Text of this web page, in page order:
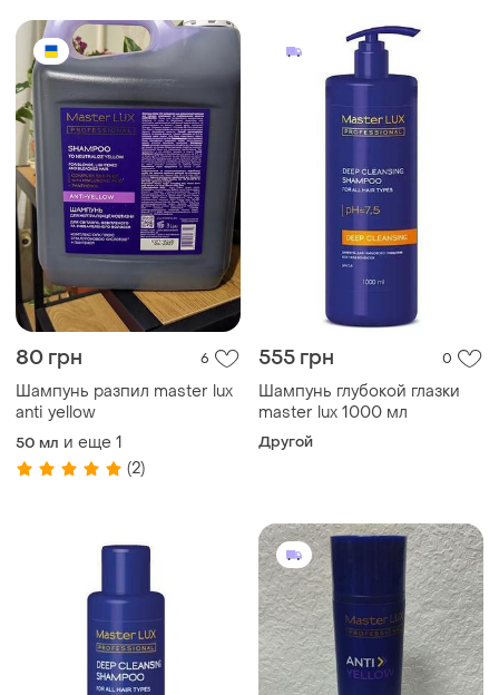
80 грн 6
Шампунь разпил master lux
anti yellow
50 мл и еще 1
(2)
555 грн 0
Шампунь глубокой глазки
master lux 1000 мл
Другой